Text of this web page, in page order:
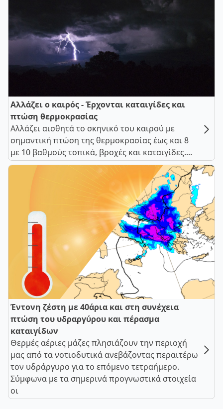
Αλλάζει ο καιρός - Έρχονται καταιγίδες και
πτώση θερμοκρασίας
Αλλάζει αισθητά το σκηνικό του καιρού με
σημαντική πτώση της θερμοκρασίας έως και 8
με 10 βαθμούς τοπικά, βροχές και καταιγίδες....
Έντονη ζέστη με 40άρια και στη συνέχεια
πτώση του υδραργύρου και πέρασμα
καταιγίδων
Θερμές αέριες μάζες πλησιάζουν την περιοχή
μας από τα νοτιοδυτικά ανεβάζοντας περαιτέρω
τον υδράργυρο για το επόμενο τετραήμερο.
Σύμφωνα με τα σημερινά προγνωστικά στοιχεία
οι